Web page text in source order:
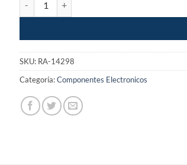
SKU: RA-14298
Categoría:Componentes Electronicos